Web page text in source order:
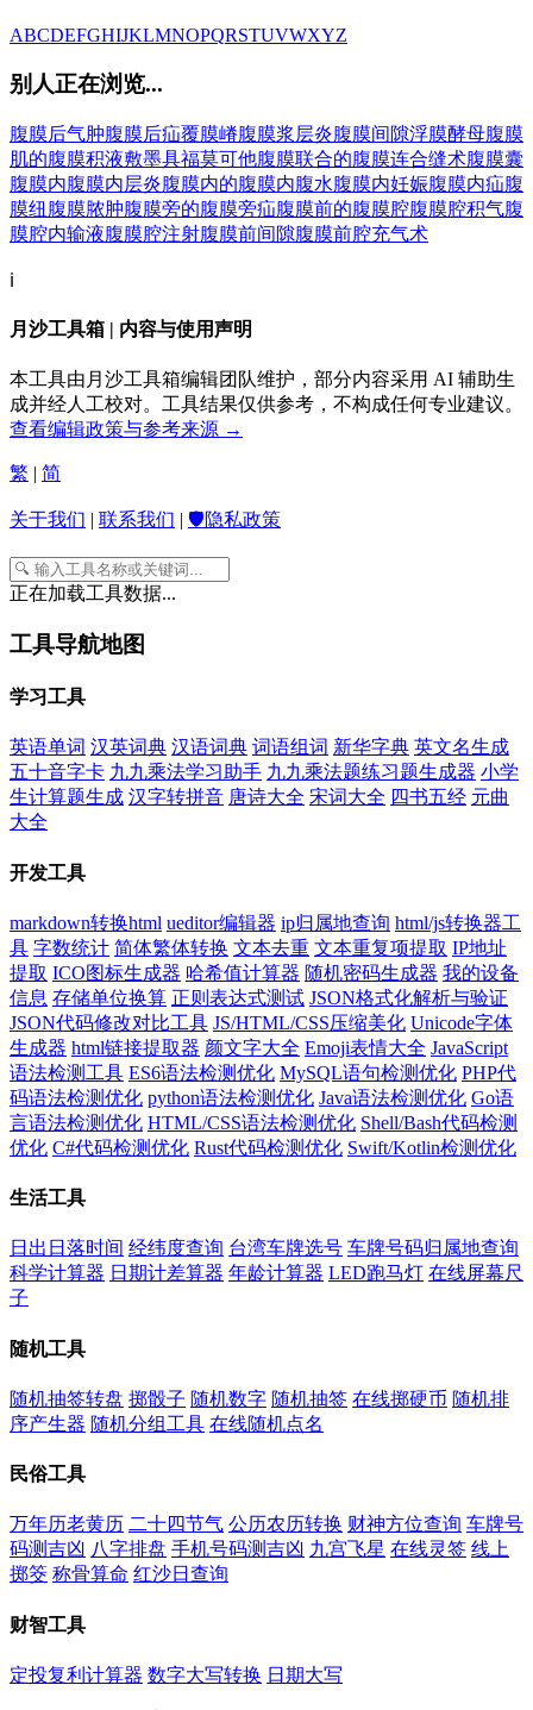
ABCDEFGHIJKLMNOPQRSTUVWXYZ
别人正在浏览...
腹膜后气肿腹膜后疝覆膜嵴腹膜浆层炎腹膜间隙浮膜酵母腹膜
肌的腹膜积液敷墨具福莫可他腹膜联合的腹膜连合缝术腹膜囊
腹膜内腹膜内层炎腹膜内的腹膜内腹水腹膜内妊娠腹膜内疝腹
膜纽 腹膜脓肿腹膜旁的腹膜旁疝腹膜前的腹膜腔腹膜腔积气腹
膜腔内输液腹膜腔注射腹膜前间隙腹膜前腔充气术
ℹ️
月沙工具箱 | 内容与使用声明
本工具由月沙工具箱编辑团队维护，部分内容采用 AI 辅助生
成并经人工校对。工具结果仅供参考，不构成任何专业建议。
查看编辑政策与参考来源 →
繁 | 简
关于我们 | 联系我们 | 🛡️隐私政策
正在加载工具数据...
工具导航地图
学习工具
英语单词 汉英词典 汉语词典 词语组词 新华字典 英文名生成
五十音字卡 九九乘法学习助手 九九乘法题练习题生成器 小学
生计算题生成 汉字转拼音 唐诗大全 宋词大全 四书五经 元曲
大全
开发工具
markdown转换html ueditor编辑器 ip归属地查询 html/js转换器工
具 字数统计 简体繁体转换 文本去重 文本重复项提取 IP地址
提取 ICO图标生成器 哈希值计算器 随机密码生成器 我的设备
信息 存储单位换算 正则表达式测试 JSON格式化解析与验证
JSON代码修改对比工具 JS/HTML/CSS压缩美化 Unicode字体
生成器 html链接提取器 颜文字大全 Emoji表情大全 JavaScript
语法检测工具 ES6语法检测优化 MySQL语句检测优化 PHP代
码语法检测优化 python语法检测优化 Java语法检测优化 Go语
言语法检测优化 HTML/CSS语法检测优化 Shell/Bash代码检测
优化 C#代码检测优化 Rust代码检测优化 Swift/Kotlin检测优化
生活工具
日出日落时间 经纬度查询 台湾车牌选号 车牌号码归属地查询
科学计算器 日期计差算器 年龄计算器 LED跑马灯 在线屏幕尺
子
随机工具
随机抽签转盘 掷骰子 随机数字 随机抽签 在线掷硬币 随机排
序产生器 随机分组工具 在线随机点名
民俗工具
万年历老黄历 二十四节气 公历农历转换 财神方位查询 车牌号
码测吉凶 八字排盘 手机号码测吉凶 九宫飞星 在线灵签 线上
掷筊 称骨算命 红沙日查询
财智工具
定投复利计算器 数字大写转换 日期大写